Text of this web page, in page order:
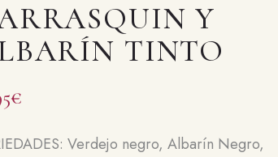
Y
TINTO
€
Verdejo negro, Albarín Negro,